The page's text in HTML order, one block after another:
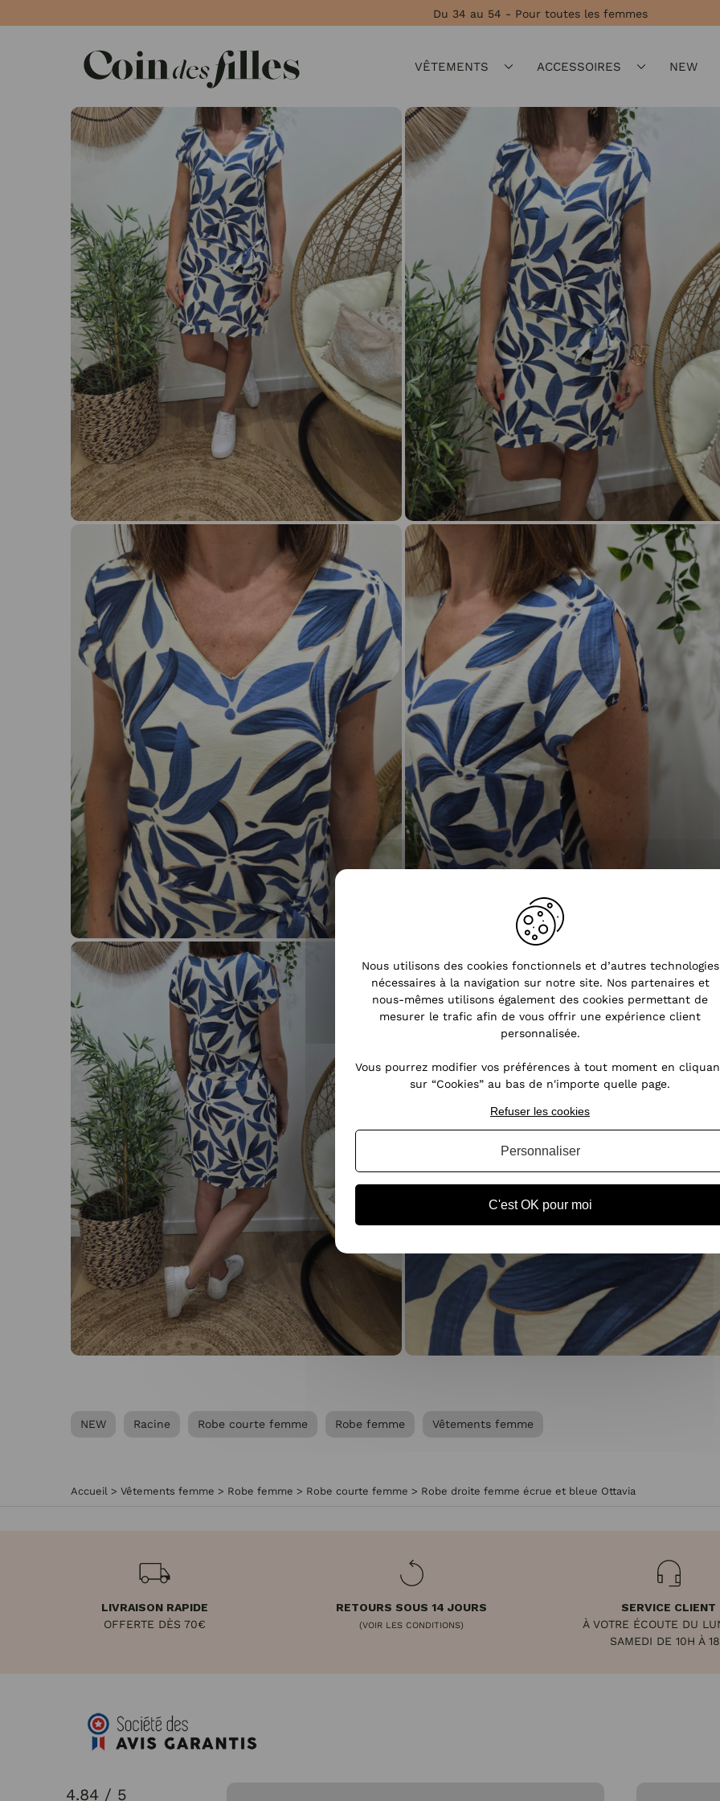
Du 34 au 54 - Pour toutes les femmes
VÊTEMENTS ACCESSOIRES NEW
NEW Racine Robe courte femme Robe femme Vêtements femme
Accueil > Vêtements femme > Robe femme > Robe courte femme > Robe droite femme écrue et bleue Ottavia
LIVRAISON RAPIDE
OFFERTE DÈS 70€
RETOURS SOUS 14 JOURS
(VOIR LES CONDITIONS)
SERVICE CLIENT
À VOTRE ÉCOUTE DU
SAMEDI DE 10H À
4.84 / 5
Nous utilisons des cookies fonctionnels et d’autres technologies
nécessaires à la navigation sur notre site. Nos partenaires et
nous-mêmes utilisons également des cookies permettant de
mesurer le trafic afin de vous offrir une expérience client
personnalisée.
Vous pourrez modifier vos préférences à tout moment en
sur “Cookies” au bas de n'importe quelle page.
C'est OK pour moi
Refuser les cookies
Personnaliser